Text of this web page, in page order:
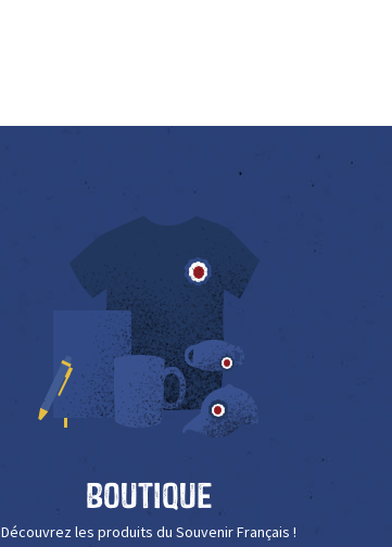
Boutique
Découvrez les produits du Souvenir Français !